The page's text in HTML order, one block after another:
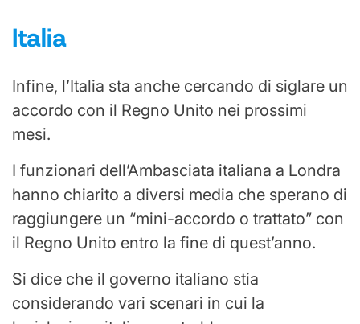
Italia
Infine, l’Italia sta anche cercando di siglare un
accordo con il Regno Unito nei prossimi
mesi.
I funzionari dell’Ambasciata italiana a Londra
hanno chiarito a diversi media che sperano di
raggiungere un “mini-accordo o trattato” con
il Regno Unito entro la fine di quest’anno.
Si dice che il governo italiano stia
considerando vari scenari in cui la